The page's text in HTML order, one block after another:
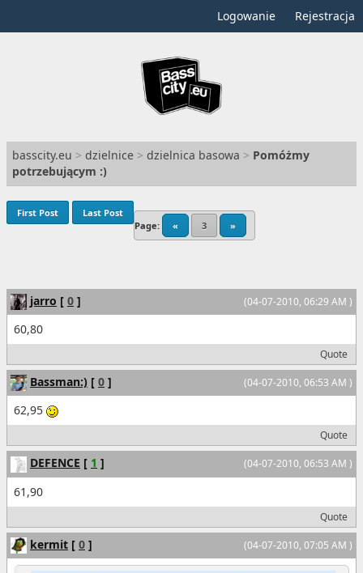
Logowanie Rejestracja
basscity.eu > dzielnice > dzielnica basowa > Pomóżmy
potrzebującym :)
Page: « 3 »
First Post Last Post
(04-07-2010, 06:29 AM )
jarro [ 0 ]
60,80
Quote
(04-07-2010, 06:53 AM )
Bassman:) [ 0 ]
62,95
Quote
(04-07-2010, 06:53 AM )
DEFENCE [ 1 ]
61,90
Quote
(04-07-2010, 07:05 AM )
kermit [ 0 ]